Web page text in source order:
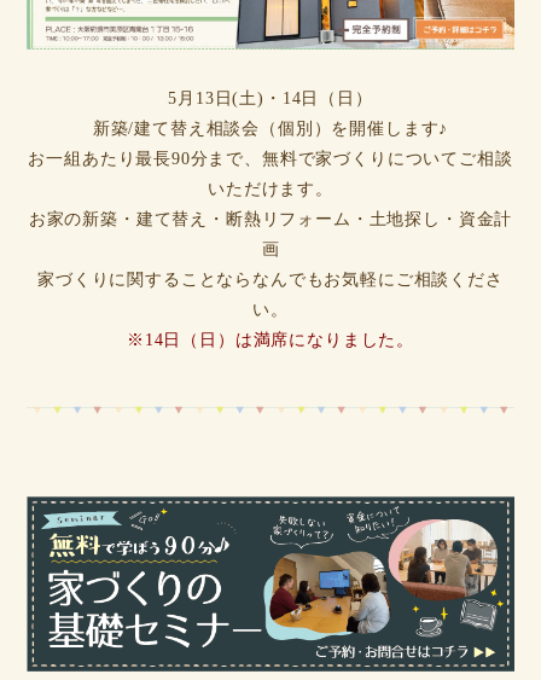
5月13日(土)・14日（日）
新築/建て替え相談会（個別）を開催します♪
お一組あたり最長90分まで、無料で家づくりについてご相談
いただけます。
お家の新築・建て替え・断熱リフォーム・土地探し・資金計
画
家づくりに関することならなんでもお気軽にご相談くださ
い。
※14日（日）は満席になりました。